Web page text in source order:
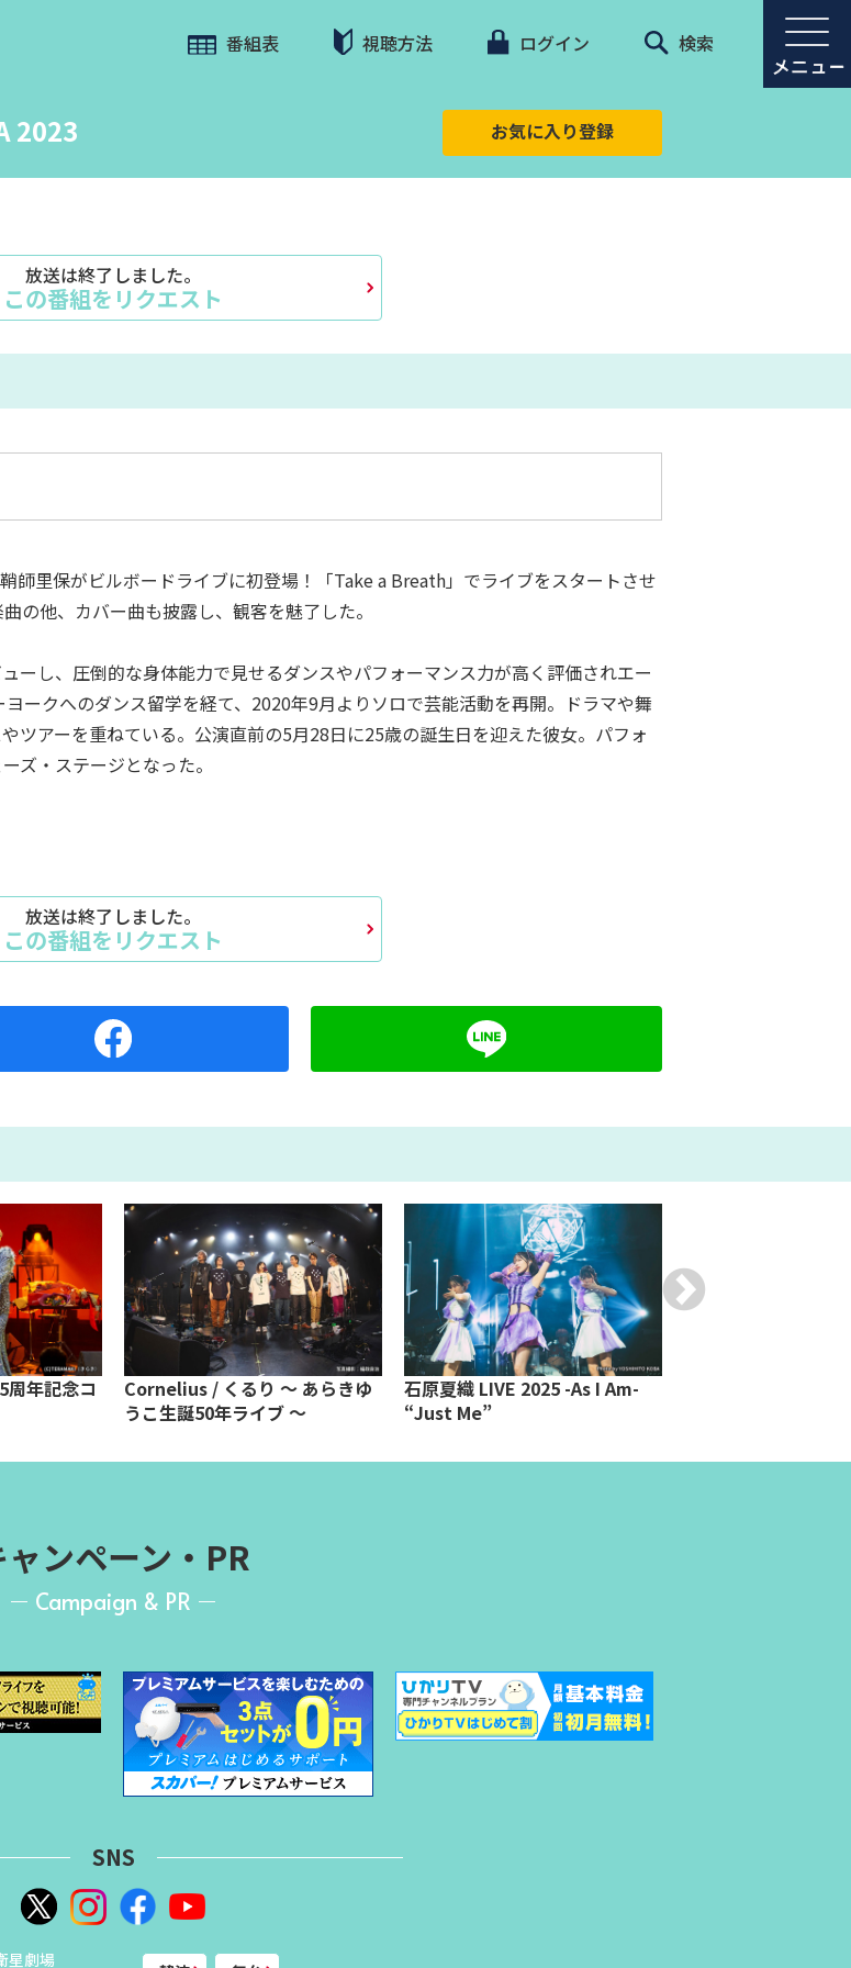
番組表 視聴方法 ログイン 検索
2023 お気に入り登録
放送は終了しました。
この番組をリクエスト
師里保がビルボードライブに初登場！「Take a Breath」でライブをスタートさせ
の他、カバー曲も披露し、観客を魅了した。
ーし、圧倒的な身体能力で見せるダンスやパフォーマンス力が高く評価されエー
ークへのダンス留学を経て、2020年9月よりソロで芸能活動を再開。ドラマや舞
ツアーを重ねている。公演直前の5月28日に25歳の誕生日を迎えた彼女。パフォ
ズ・ステージとなった。
放送は終了しました。
この番組をリクエスト
周年記念コ
Cornelius / くるり ～ あらきゆ
うこ生誕50年ライブ ～
石原夏織 LIVE 2025 -As I Am-
“Just Me”
ャンペーン・PR
Campaign & PR
SNS
星劇場